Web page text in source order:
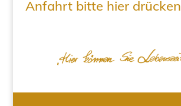
Anfahrt bitte hier drücken